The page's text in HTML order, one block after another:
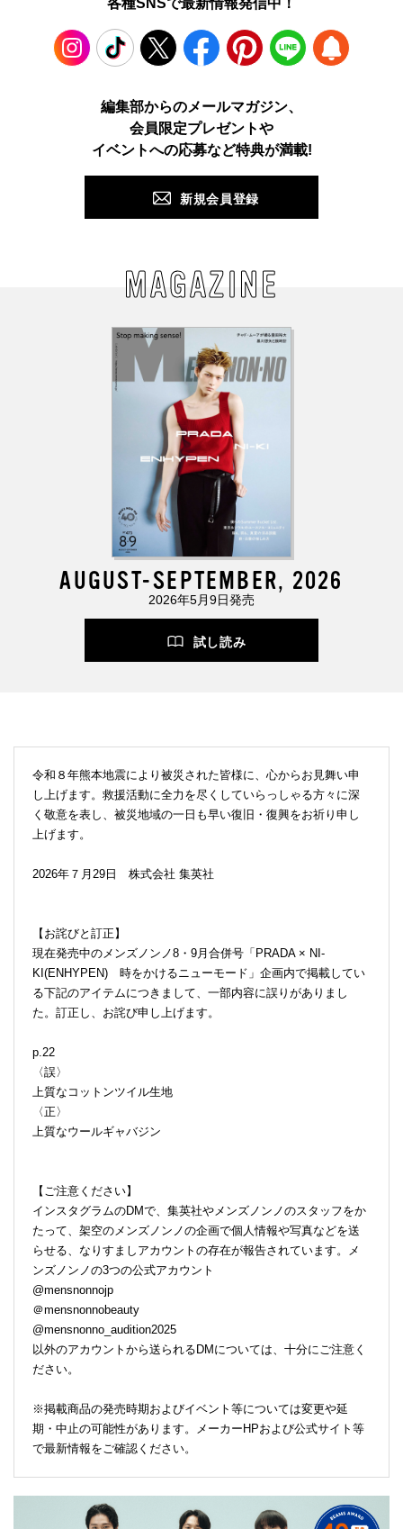
各種SNSで最新情報発信中！
TikTok X Facebook Pinterest LINE
編集部からのメールマガジン、
会員限定プレゼントや
イベントへの応募など特典が満載!
新規会員登録
MAGAZINE
AUGUST-SEPTEMBER, 2026
2026年5月9日発売
試し読み
令和８年熊本地震により被災された皆様に、心からお見舞い申
し上げます。救援活動に全力を尽くしていらっしゃる方々に深
く敬意を表し、被災地域の一日も早い復旧・復興をお祈り申し
上げます。
2026年７月29日 株式会社 集英社
【お詫びと訂正】
現在発売中のメンズノンノ8・9月合併号「PRADA × NI-
KI(ENHYPEN) 時をかけるニューモード」企画内で掲載してい
る下記のアイテムにつきまして、一部内容に誤りがありまし
た。訂正し、お詫び申し上げます。
p.22
〈誤〉
上質なコットンツイル生地
〈正〉
上質なウールギャバジン
【ご注意ください】
インスタグラムのDMで、集英社やメンズノンノのスタッフをか
たって、架空のメンズノンノの企画で個人情報や写真などを送
らせる、なりすましアカウントの存在が報告されています。メ
ンズノンノの3つの公式アカウント
@mensnonnojp
＠mensnonnobeauty
@mensnonno_audition2025
以外のアカウントから送られるDMについては、十分にご注意く
ださい。
※掲載商品の発売時期およびイベント等については変更や延
期・中止の可能性があります。メーカーHPおよび公式サイト等
で最新情報をご確認ください。